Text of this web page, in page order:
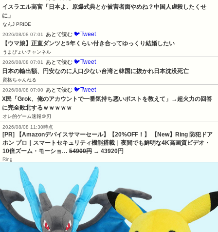
イスラエル高官「日本よ、原爆式典とか被害者面やめね？中国人虐殺したくせ
に」
なんJ PRIDE
2026/08/08 07:01
あとで読む 🐦Tweet
【ウマ娘】正直ダンツと5年くらい付き合ってゆっくり結婚したい
うまぴょいチャンネル
2026/08/08 07:01
あとで読む 🐦Tweet
日本の輸出額、円安なのに人口少ない台湾と韓国に抜かれ日本沈没死亡
資格ちゃんねる
2026/08/08 07:00
あとで読む 🐦Tweet
X民「Grok、俺のアカウントで一番気持ち悪いポストを教えて」→超火力の回答
に完全敗北するｗｗｗｗｗ
オレ的ゲーム速報＠刃
2026/08/08 11:30時点
[PR] 【Amazonデバイスサマーセール】【20%OFF！】 【New】Ring 防犯ドア
ホン プロ｜スマートセキュリティ機能搭載｜夜間でも鮮明な4K高画質ビデオ・
10倍ズーム・モーショ… 54900円 → 43920円
Ring